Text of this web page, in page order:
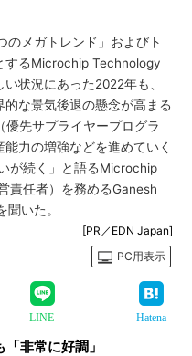
のメガトレンド」およびト
するMicrochip Technology
状況にあった2022年も、
な景気後退の懸念が高まる
優先サプライヤープログラ
力の増強などを進めていく
が続く」と語るMicrochip
責任者）を務めるGanesh
いた。
[PR／EDN Japan]
PC用表示
LINE Hatena
非常に好調」